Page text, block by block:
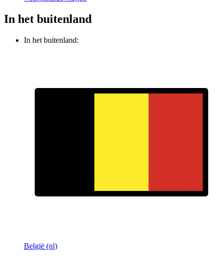
In het buitenland
In het buitenland:
België (nl)